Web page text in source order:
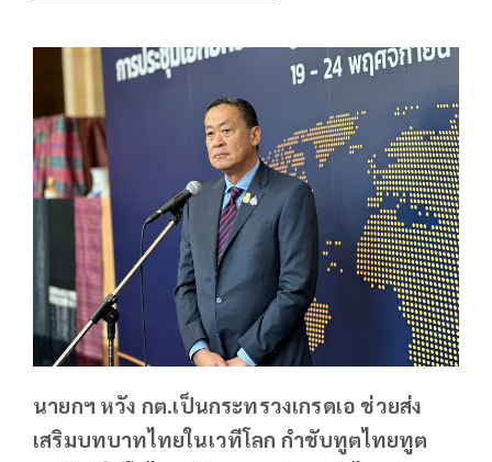
นายกฯ หวัง กต.เป็นกระทรวงเกรดเอ ช่วยส่ง
เสริมบทบาทไทยในเวทีโลก กำชับทูตไทยทูต